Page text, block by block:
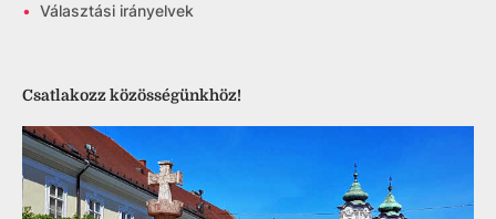
• Választási irányelvek
Csatlakozz közösségünkhöz!